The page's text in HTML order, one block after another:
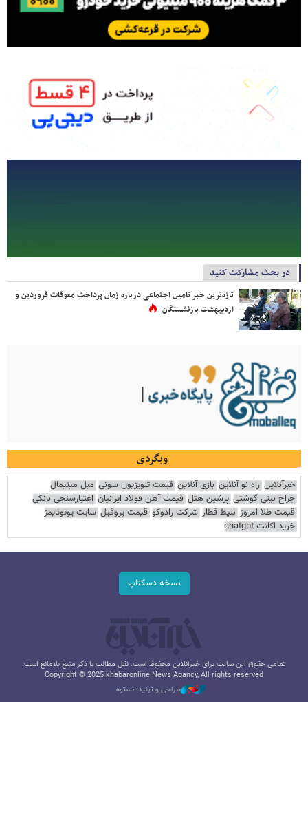
در بحث مشارکت کنید
تازه‌ترین خبر تامین اجتماعی درباره زمان پرداخت معوقات فروردین و
اردیبهشت بازنشستگان
وبگردی
خبرآنلاین راه نو آنلاین بازی آنلاین قیمت تلویزیون سونی مبل مینیمال
جراح بینی گوشتی پرشین هتل قیمت آهن فولاد ایرانیان اعتبارسنجی بانکی
قیمت طلا امروز بلیط قطار شرکت رادوکو قیمت پروفیل سایت یوتوتایمز
خرید اکانت chatgpt
نسخه دسکتاپ
تمامی حقوق این سایت برای خبرآنلاین محفوظ است. نقل مطالب با ذکر منبع بلامانع است.
Copyright © 2025 khabaronline News Agancy, All rights reserved
طراحی و تولید: نستوه